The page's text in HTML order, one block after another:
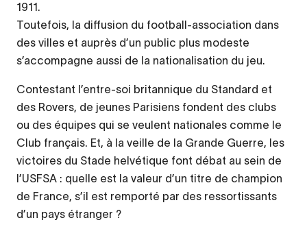
1911.
Toutefois, la diffusion du football-association dans
des villes et auprès d’un public plus modeste
s’accompagne aussi de la nationalisation du jeu.
Contestant l’entre-soi britannique du Standard et
des Rovers, de jeunes Parisiens fondent des clubs
ou des équipes qui se veulent nationales comme le
Club français. Et, à la veille de la Grande Guerre, les
victoires du Stade helvétique font débat au sein de
l’USFSA : quelle est la valeur d’un titre de champion
de France, s’il est remporté par des ressortissants
d’un pays étranger ?